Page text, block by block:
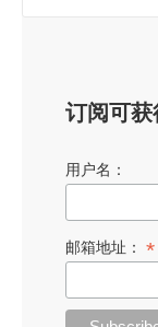
订阅可
用户名：
邮箱地址：*